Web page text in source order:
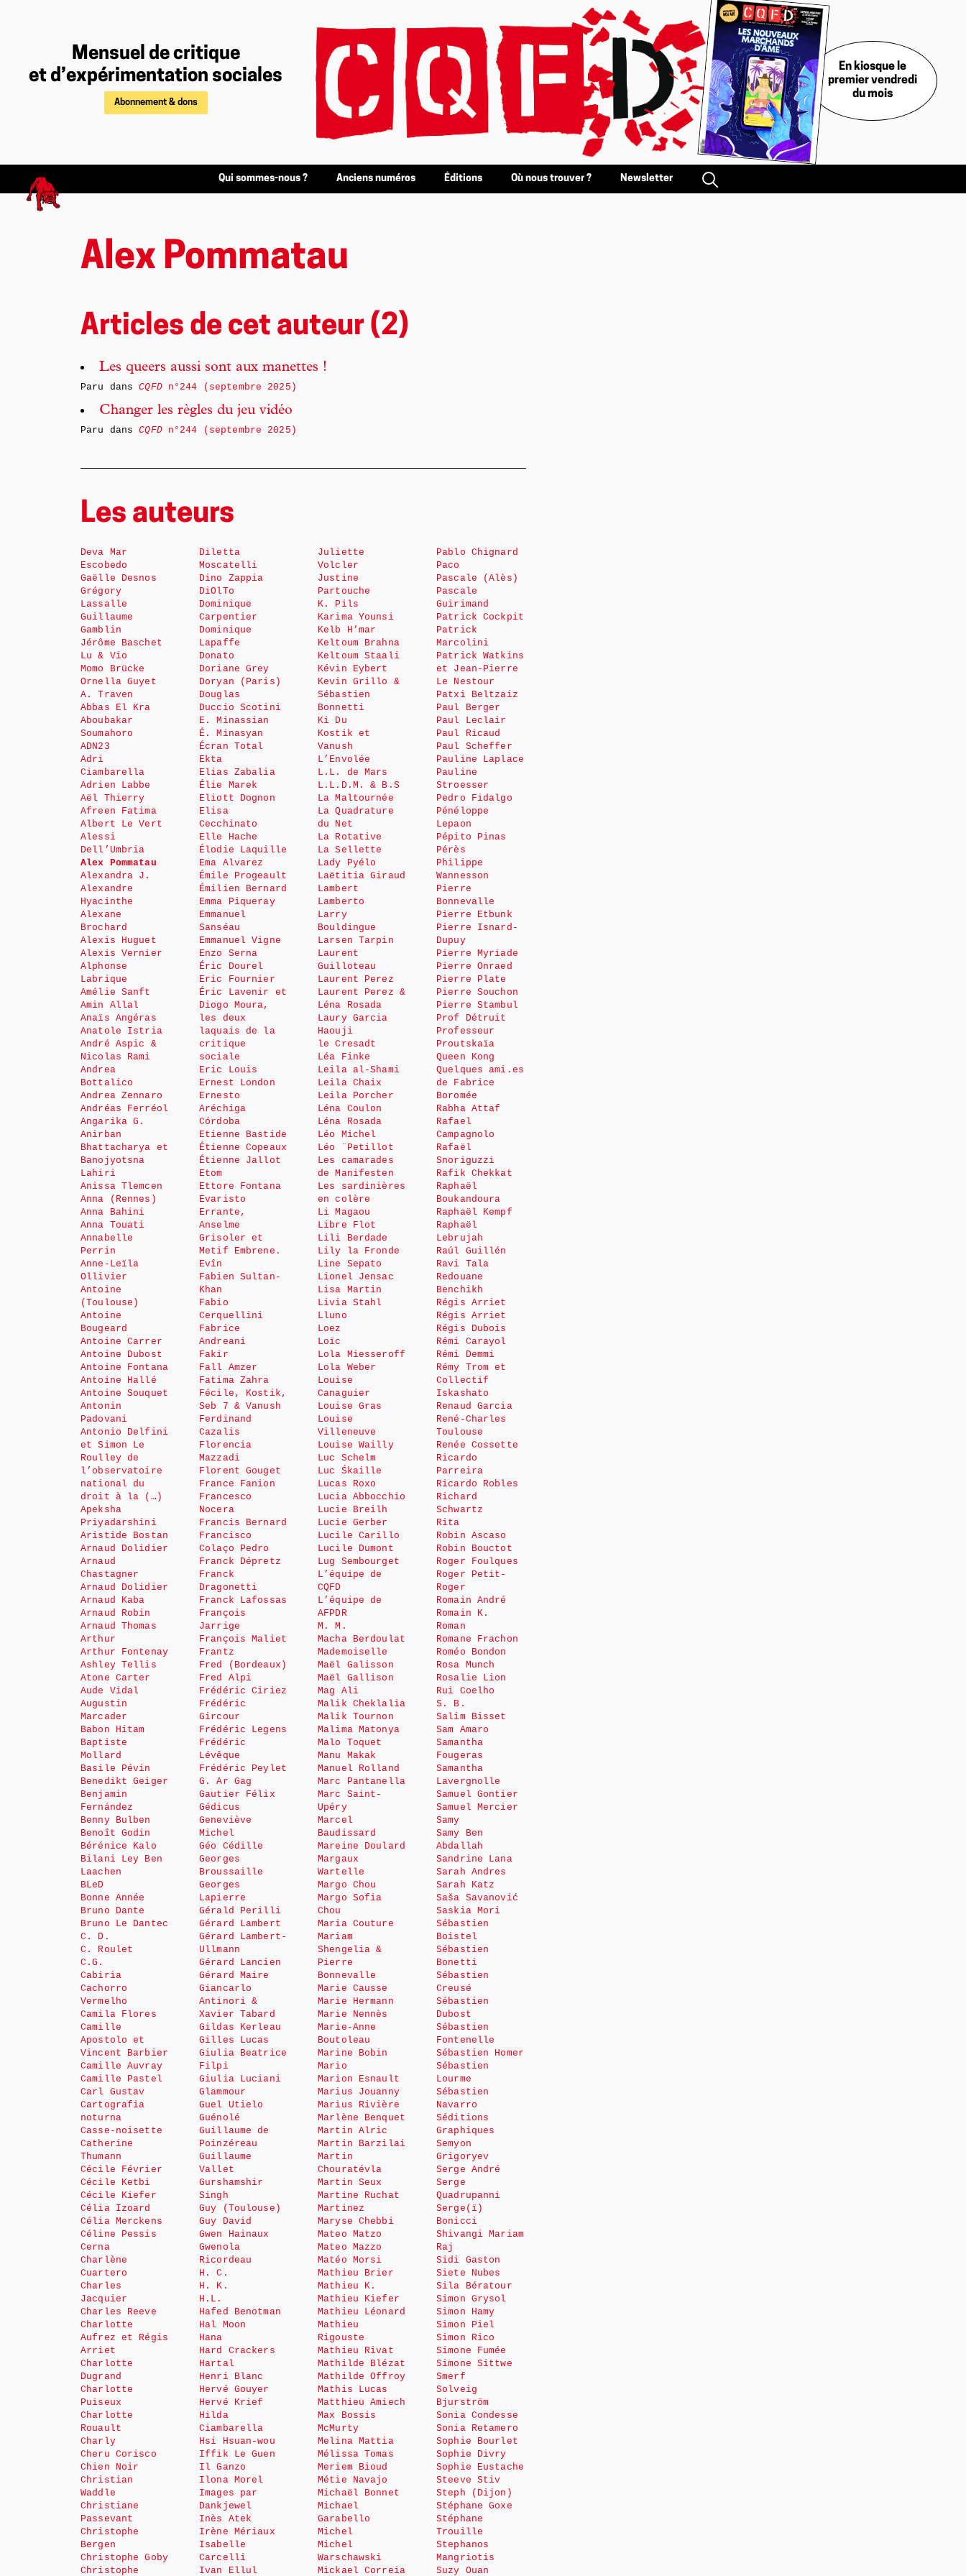
Mensuel de critique
et d’expérimentation sociales
Abonnement & dons
En kiosque le
premier vendredi
du mois
Qui sommes-nous ? Anciens numéros Éditions Où nous trouver ? Newsletter
Alex Pommatau
Articles de cet auteur (2)
Les queers aussi sont aux manettes !
Paru dansCQFDn°244 (septembre 2025)
Changer les règles du jeu vidéo
Paru dansCQFDn°244 (septembre 2025)
Les auteurs
Deva Mar
Escobedo
Gaëlle Desnos
Grégory
Lassalle
Guillaume
Gamblin
Jérôme Baschet
Lu & Vio
Momo Brücke
Ornella Guyet
A. Traven
Abbas El Kra
Aboubakar
Soumahoro
ADN23
Adri
Ciambarella
Adrien Labbe
Aël Thierry
Afreen Fatima
Albert Le Vert
Alessi
Dell’Umbria
Alex Pommatau
Alexandra J.
Alexandre
Hyacinthe
Alexane
Brochard
Alexis Huguet
Alexis Vernier
Alphonse
Labrique
Amélie Sanft
Amin Allal
Anaïs Angéras
Anatole Istria
André Aspic &
Nicolas Rami
Andrea
Bottalico
Andrea Zennaro
Andréas Ferréol
Angarika G.
Anirban
Bhattacharya et
Banojyotsna
Lahiri
Anissa Tlemcen
Anna (Rennes)
Anna Bahini
Anna Touati
Annabelle
Perrin
Anne-Leïla
Ollivier
Antoine
(Toulouse)
Antoine
Bougeard
Antoine Carrer
Antoine Dubost
Antoine Fontana
Antoine Hallé
Antoine Souquet
Antonin
Padovani
Antonio Delfini
et Simon Le
Roulley de
l’observatoire
national du
droit à la (…)
Apeksha
Priyadarshini
Aristide Bostan
Arnaud Dolidier
Arnaud
Chastagner
Arnaud Dolidier
Arnaud Kaba
Arnaud Robin
Arnaud Thomas
Arthur
Arthur Fontenay
Ashley Tellis
Atone Carter
Aude Vidal
Augustin
Marcader
Babon Hitam
Baptiste
Mollard
Basile Pévin
Benedikt Geiger
Benjamin
Fernández
Benny Bulben
Benoît Godin
Bérénice Kalo
Bilani Ley Ben
Laachen
BLeD
Bonne Année
Bruno Dante
Bruno Le Dantec
C. D.
C. Roulet
C.G.
Cabiria
Cachorro
Vermelho
Camila Flores
Camille
Apostolo et
Vincent Barbier
Camille Auvray
Camille Pastel
Carl Gustav
Cartografia
noturna
Casse-noisette
Catherine
Thumann
Cécile Février
Cécile Ketbi
Cécile Kiefer
Célia Izoard
Célia Merckens
Céline Pessis
Cerna
Charlène
Cuartero
Charles
Jacquier
Charles Reeve
Charlotte
Aufrez et Régis
Arriet
Charlotte
Dugrand
Charlotte
Puiseux
Charlotte
Rouault
Charly
Cheru Corisco
Chien Noir
Christian
Waddle
Christiane
Passevant
Christophe
Bergen
Christophe Goby
Christophe
Diletta
Moscatelli
Dino Zappia
DiOlTo
Dominique
Carpentier
Dominique
Lapaffe
Donato
Doriane Grey
Doryan (Paris)
Douglas
Duccio Scotini
E. Minassian
É. Minasyan
Écran Total
Ekta
Elias Zabalia
Élie Marek
Eliott Dognon
Elisa
Cecchinato
Elle Hache
Élodie Laquille
Ema Alvarez
Émile Progeault
Émilien Bernard
Emma Piqueray
Emmanuel
Sanséau
Emmanuel Vigne
Enzo Serna
Éric Dourel
Eric Fournier
Éric Lavenir et
Diogo Moura,
les deux
laquais de la
critique
sociale
Eric Louis
Ernest London
Ernesto
Aréchiga
Córdoba
Etienne Bastide
Étienne Copeaux
Étienne Jallot
Etom
Ettore Fontana
Evaristo
Errante,
Anselme
Grisoler et
Metif Embrene.
Evîn
Fabien Sultan-
Khan
Fabio
Cerquellini
Fabrice
Andreani
Fakir
Fall Amzer
Fatima Zahra
Fécile, Kostik,
Seb 7 & Vanush
Ferdinand
Cazalis
Florencia
Mazzadi
Florent Gouget
France Fanion
Francesco
Nocera
Francis Bernard
Francisco
Colaço Pedro
Franck Dépretz
Franck
Dragonetti
Franck Lafossas
François
Jarrige
François Maliet
Frantz
Fred (Bordeaux)
Fred Alpi
Frédéric Ciriez
Frédéric
Gircour
Frédéric Legens
Frédéric
Lévêque
Frédéric Peylet
G. Ar Gag
Gautier Félix
Gédicus
Geneviève
Michel
Géo Cédille
Georges
Broussaille
Georges
Lapierre
Gérald Perilli
Gérard Lambert
Gérard Lambert-
Ullmann
Gérard Lancien
Gérard Maire
Giancarlo
Antinori &
Xavier Tabard
Gildas Kerleau
Gilles Lucas
Giulia Beatrice
Filpi
Giulia Luciani
Glammour
Guel Utielo
Guénolé
Guillaume de
Poinzéreau
Guillaume
Vallet
Gurshamshir
Singh
Guy (Toulouse)
Guy David
Gwen Hainaux
Gwenola
Ricordeau
H. C.
H. K.
H.L.
Hafed Benotman
Hal Moon
Hana
Hard Crackers
Hartal
Henri Blanc
Hervé Gouyer
Hervé Krief
Hilda
Ciambarella
Hsi Hsuan-wou
Iffik Le Guen
Il Ganzo
Ilona Morel
Images par
Dankjewel
Inès Atek
Irène Mériaux
Isabelle
Carcelli
Ivan Ellul
Juliette
Volcler
Justine
Partouche
K. Pils
Karima Younsi
Kelb H’mar
Keltoum Brahna
Keltoum Staali
Kévin Eybert
Kevin Grillo &
Sébastien
Bonnetti
Ki Du
Kostik et
Vanush
L’Envolée
L.L. de Mars
L.L.D.M. & B.S
La Maltournée
La Quadrature
du Net
La Rotative
La Sellette
Lady Pyélo
Laëtitia Giraud
Lambert
Lamberto
Larry
Bouldingue
Larsen Tarpin
Laurent
Guilloteau
Laurent Perez
Laurent Perez &
Léna Rosada
Laury Garcia
Haouji
le Cresadt
Léa Finke
Leila al-Shami
Leila Chaix
Leila Porcher
Léna Coulon
Léna Rosada
Léo Michel
Léo ¨Petillot
Les camarades
de Manifesten
Les sardinières
en colère
Li Magaou
Libre Flot
Lili Berdade
Lily la Fronde
Line Sepato
Lionel Jensac
Lisa Martin
Livia Stahl
Lluno
Loez
Loïc
Lola Miesseroff
Lola Weber
Louise
Canaguier
Louise Gras
Louise
Villeneuve
Louise Wailly
Luc Schelm
Luc Śkaille
Lucas Roxo
Lucia Abbocchio
Lucie Breilh
Lucie Gerber
Lucile Carillo
Lucile Dumont
Lug Sembourget
L’équipe de
CQFD
L’équipe de
AFPDR
M. M.
Macha Berdoulat
Mademoiselle
Maël Galisson
Maël Gallison
Mag Ali
Malik Cheklalia
Malik Tournon
Malima Matonya
Malo Toquet
Manu Makak
Manuel Rolland
Marc Pantanella
Marc Saint-
Upéry
Marcel
Baudissard
Mareine Doulard
Margaux
Wartelle
Margo Chou
Margo Sofia
Chou
Maria Couture
Mariam
Shengelia &
Pierre
Bonnevalle
Marie Causse
Marie Hermann
Marie Nennès
Marie-Anne
Boutoleau
Marine Bobin
Mario
Marion Esnault
Marius Jouanny
Marius Rivière
Marlène Benquet
Martin Alric
Martin Barzilai
Martin
Chouratévla
Martin Seux
Martine Ruchat
Martinez
Maryse Chebbi
Mateo Matzo
Mateo Mazzo
Matéo Morsi
Mathieu Brier
Mathieu K.
Mathieu Kiefer
Mathieu Léonard
Mathieu
Rigouste
Mathieu Rivat
Mathilde Blézat
Mathilde Offroy
Mathis Lucas
Matthieu Amiech
Max Bossis
McMurty
Melina Mattia
Mélissa Tomas
Meriem Bioud
Métie Navajo
Michaël Bonnet
Michael
Garabello
Michel
Michel
Warschawski
Mickael Correia
Pablo Chignard
Paco
Pascale (Alès)
Pascale
Guirimand
Patrick Cockpit
Patrick
Marcolini
Patrick Watkins
et Jean-Pierre
Le Nestour
Patxi Beltzaiz
Paul Berger
Paul Leclair
Paul Ricaud
Paul Scheffer
Pauline Laplace
Pauline
Stroesser
Pedro Fidalgo
Pénéloppe
Lepaon
Pépito Pinas
Pérès
Philippe
Wannesson
Pierre
Bonnevalle
Pierre Etbunk
Pierre Isnard-
Dupuy
Pierre Myriade
Pierre Onraed
Pierre Plate
Pierre Souchon
Pierre Stambul
Prof Détruit
Professeur
Proutskaïa
Queen Kong
Quelques ami.es
de Fabrice
Boromée
Rabha Attaf
Rafael
Campagnolo
Rafaël
Snoriguzzi
Rafik Chekkat
Raphaël
Boukandoura
Raphaël Kempf
Raphaël
Lebrujah
Raúl Guillén
Ravi Tala
Redouane
Benchikh
Régis Arriet
Régis Arriet
Régis Dubois
Rémi Carayol
Rémi Demmi
Rémy Trom et
Collectif
Iskashato
Renaud Garcia
René-Charles
Toulouse
Renée Cossette
Ricardo
Parreira
Ricardo Robles
Richard
Schwartz
Rita
Robin Ascaso
Robin Bouctot
Roger Foulques
Roger Petit-
Roger
Romain André
Romain K.
Roman
Romane Frachon
Roméo Bondon
Rosa Munch
Rosalie Lion
Rui Coelho
S. B.
Salim Bisset
Sam Amaro
Samantha
Fougeras
Samantha
Lavergnolle
Samuel Gontier
Samuel Mercier
Samy
Samy Ben
Abdallah
Sandrine Lana
Sarah Andres
Sarah Katz
Saša Savanović
Saskia Mori
Sébastien
Boistel
Sébastien
Bonetti
Sébastien
Creusé
Sébastien
Dubost
Sébastien
Fontenelle
Sébastien Homer
Sébastien
Lourme
Sébastien
Navarro
Séditions
Graphiques
Semyon
Grigoryev
Serge André
Serge
Quadrupanni
Serge(ï)
Bonicci
Shivangi Mariam
Raj
Sidi Gaston
Siete Nubes
Sila Bératour
Simon Grysol
Simon Hamy
Simon Piel
Simon Rico
Simone Fumée
Simone Sittwe
Smerf
Solveig
Bjurström
Sonia Condesse
Sonia Retamero
Sophie Bourlet
Sophie Divry
Sophie Eustache
Steeve Stiv
Steph (Dijon)
Stéphane Goxe
Stéphane
Trouille
Stephanos
Mangriotis
Suzy Ouan